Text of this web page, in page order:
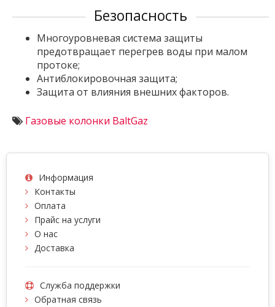
Безопасность
Многоуровневая система защиты
предотвращает перегрев воды при малом
протоке;
Антиблокировочная защита;
Защита от влияния внешних факторов.
Газовые колонки BaltGaz
Информация
Контакты
Оплата
Прайс на услуги
О нас
Доставка
Служба поддержки
Обратная связь